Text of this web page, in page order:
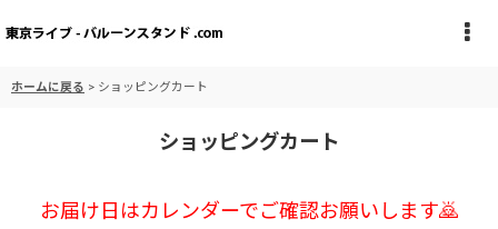
ホームに戻る > ショッピングカート
ショッピングカート
お届け日はカレンダーでご確認お願いします🙇